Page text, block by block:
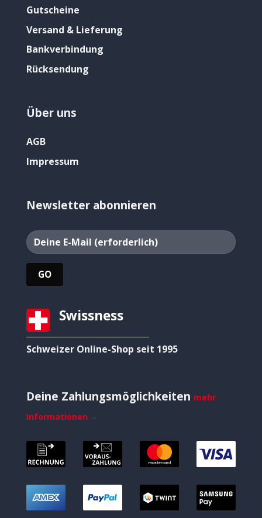
Gutscheine
Versand & Lieferung
Bankverbindung
Rücksendung
Über uns
AGB
Impressum
Newsletter abonnieren
Swissness
Schweizer Online-Shop seit 1995
Deine Zahlungsmöglichkeiten mehr
Informationen →